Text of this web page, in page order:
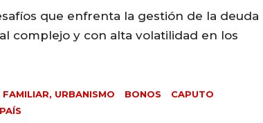
que enfrenta la gestión de la deuda
complejo y con alta volatilidad en los
URBANISMO BONOS
CAPUTO